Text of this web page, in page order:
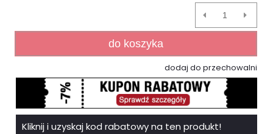
do koszyka
dodaj do przechowalni
Kliknij i uzyskaj kod rabatowy na ten produkt!